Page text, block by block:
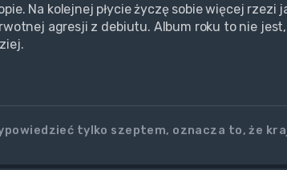
Na kolejnej płycie życzę sobie więcej
agresji z debiutu. Album roku to nie
tylko szeptem, oznacza to, że